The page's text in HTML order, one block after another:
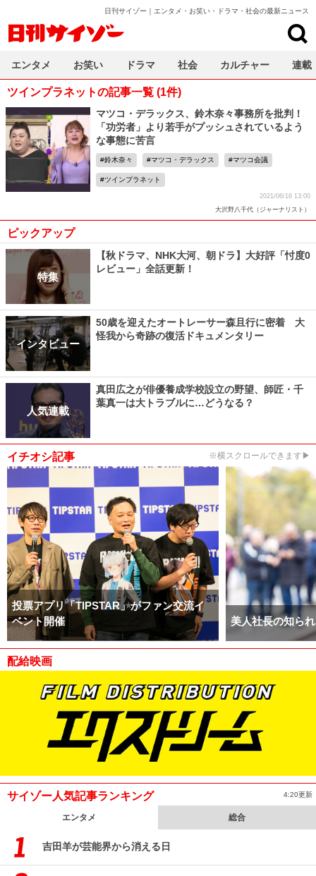
日刊サイゾー｜エンタメ・お笑い・ドラマ・社会の最新ニュース
ツインプラネットの記事一覧 (1件)
マツコ・デラックス、鈴木奈々事務所を批判！
「功労者」より若手がプッシュされているよう
な事態に苦言
鈴木奈々 マツコ・デラックス マツコ会議
ツインプラネット
2021/06/16 13:00
大沢野八千代（ジャーナリスト）
ピックアップ
特集
【秋ドラマ、NHK大河、朝ドラ】大好評「忖度0
レビュー」全話更新！
インタビュー
50歳を迎えたオートレーサー森且行に密着 大
怪我から奇跡の復活ドキュメンタリー
人気連載
真田広之が俳優養成学校設立の野望、師匠・千
葉真一は大トラブルに…どうなる？
イチオシ記事 ※横スクロールできます▶
投票アプリ「TIPSTAR」がファン交流イ
ベント開催
美人社長の知ら
配給映画
サイゾー人気記事ランキング 4:20更新
エンタメ 総合
吉田羊が芸能界から消える日
エンタメ お笑い ドラマ 社会 カルチャー 連載